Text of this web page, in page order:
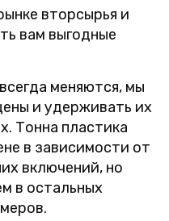
вторсырья и
вам выгодные
меняются, мы
и удерживать их
Тонна пластика
в зависимости от
включений, но
в остальных